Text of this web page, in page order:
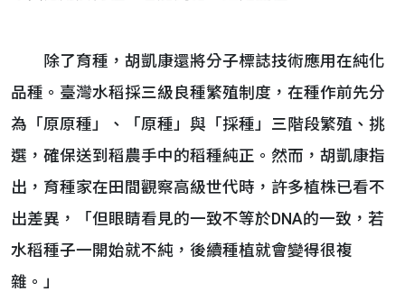
除了育種，胡凱康還將分子標誌技術應用在純化
品種。臺灣水稻採三級良種繁殖制度，在種作前先分
為「原原種」、「原種」與「採種」三階段繁殖、挑
選，確保送到稻農手中的稻種純正。然而，胡凱康指
出，育種家在田間觀察高級世代時，許多植株已看不
出差異，「但眼睛看見的一致不等於DNA的一致，若
水稻種子一開始就不純，後續種植就會變得很複
雜。」